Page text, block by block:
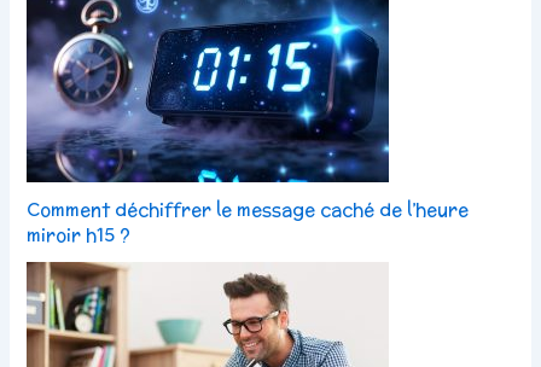
Comment déchiffrer le message caché de l’heure
miroir h15 ?